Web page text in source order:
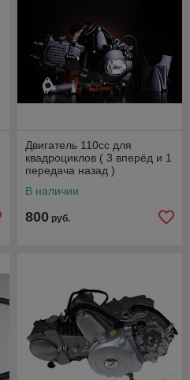
Двигатель 110cc для
квадроциклов ( 3 вперёд и 1
передача назад )
В наличии
800 руб.